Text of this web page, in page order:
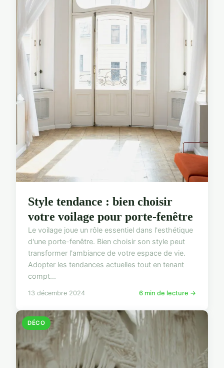
Style tendance : bien choisir
votre voilage pour porte-fenêtre
Le voilage joue un rôle essentiel dans l'esthétique
d'une porte-fenêtre. Bien choisir son style peut
transformer l'ambiance de votre espace de vie.
Adopter les tendances actuelles tout en tenant
compt...
13 décembre 2024 6 min de lecture →
DÉCO